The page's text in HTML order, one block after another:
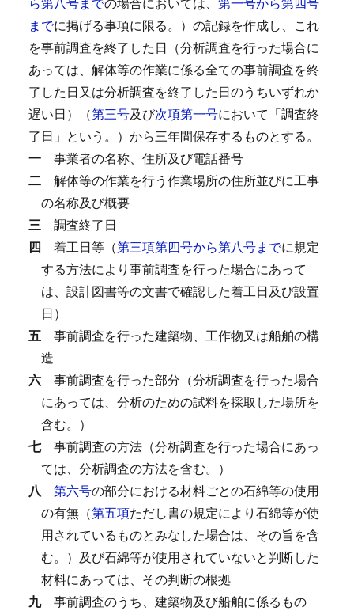
までに掲げる事項に限る。）の記録を作成し、これ
を事前調査を終了した日（分析調査を行った場合に
あっては、解体等の作業に係る全ての事前調査を終
了した日又は分析調査を終了した日のうちいずれか
遅い日）（第三号及び次項第一号において「調査終
了日」という。）から三年間保存するものとする。
一 事業者の名称、住所及び電話番号
二 解体等の作業を行う作業場所の住所並びに工事
の名称及び概要
三 調査終了日
四 着工日等（第三項第四号から第八号までに規定
する方法により事前調査を行った場合にあって
は、設計図書等の文書で確認した着工日及び設置
日）
五 事前調査を行った建築物、工作物又は船舶の構
造
六 事前調査を行った部分（分析調査を行った場合
にあっては、分析のための試料を採取した場所を
含む。）
七 事前調査の方法（分析調査を行った場合にあっ
ては、分析調査の方法を含む。）
八 第六号の部分における材料ごとの石綿等の使用
の有無（第五項ただし書の規定により石綿等が使
用されているものとみなした場合は、その旨を含
む。）及び石綿等が使用されていないと判断した
材料にあっては、その判断の根拠
九 事前調査のうち、建築物及び船舶に係るもの